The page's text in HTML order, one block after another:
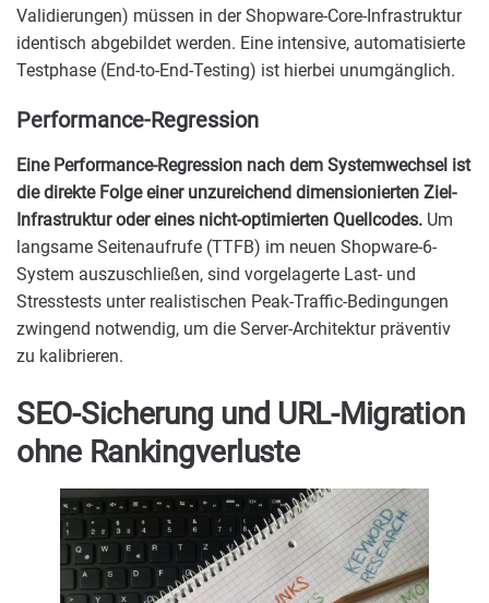
Validierungen) müssen in der Shopware-Core-Infrastruktur
identisch abgebildet werden. Eine intensive, automatisierte
Testphase (End-to-End-Testing) ist hierbei unumgänglich.
Performance-Regression
Eine Performance-Regression nach dem Systemwechsel ist
die direkte Folge einer unzureichend dimensionierten Ziel-
Infrastruktur oder eines nicht-optimierten Quellcodes. Um
langsame Seitenaufrufe (TTFB) im neuen Shopware-6-
System auszuschließen, sind vorgelagerte Last- und
Stresstests unter realistischen Peak-Traffic-Bedingungen
zwingend notwendig, um die Server-Architektur präventiv
zu kalibrieren.
SEO-Sicherung und URL-Migration
ohne Rankingverluste